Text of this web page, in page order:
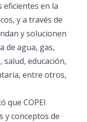
eficientes en la
y a través de
y solucionen
de agua, gas,
salud, educación,
entre otros,
que COPEI
y conceptos de